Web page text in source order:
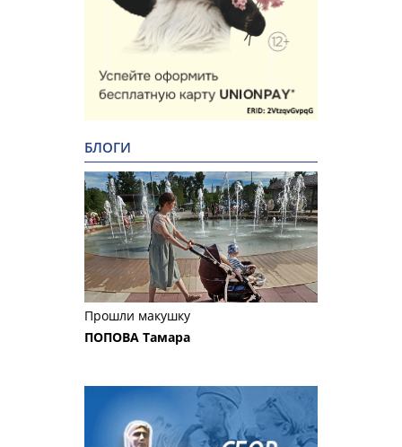
БЛОГИ
Прошли макушку
ПОПОВА Тамара